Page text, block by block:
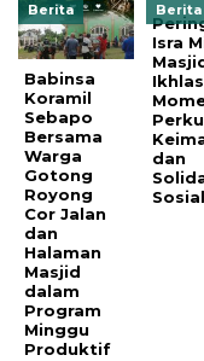
Berita
Babinsa
Koramil
Sebapo
Bersama
Warga
Gotong
Royong
Cor Jalan
dan
Halaman
Masjid
dalam
Program
Minggu
Produktif
Berita
Isra
dan
Sosial